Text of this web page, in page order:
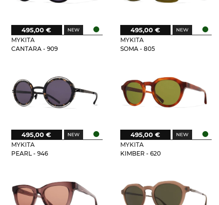
MYKITA
CANTARA - 909
495,00 €
MYKITA
SOMA - 805
495,00 €
MYKITA
PEARL - 946
495,00 €
MYKITA
KIMBER - 620
495,00 €